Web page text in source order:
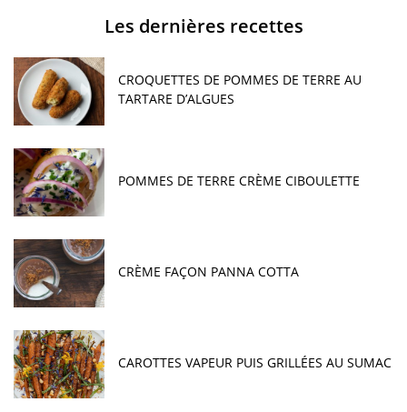
Les dernières recettes
CROQUETTES DE POMMES DE TERRE AU
TARTARE D’ALGUES
POMMES DE TERRE CRÈME CIBOULETTE
CRÈME FAÇON PANNA COTTA
CAROTTES VAPEUR PUIS GRILLÉES AU SUMAC